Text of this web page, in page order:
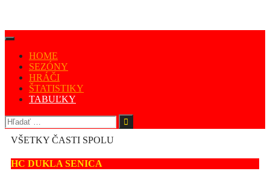
HOME
SEZÓNY
HRÁČI
ŠTATISTIKY
TABUĽKY
VŠETKY ČASTI SPOLU
HC DUKLA SENICA